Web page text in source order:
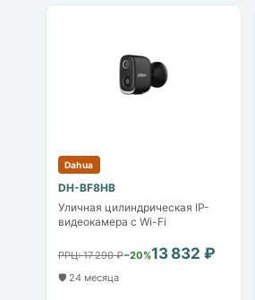
Dahua
DH-BF8HB
Уличная цилиндрическая IP-
видеокамера с Wi-Fi
РРЦ: 17 290 ₽−20%13 832 ₽
🛡️ 24 месяца